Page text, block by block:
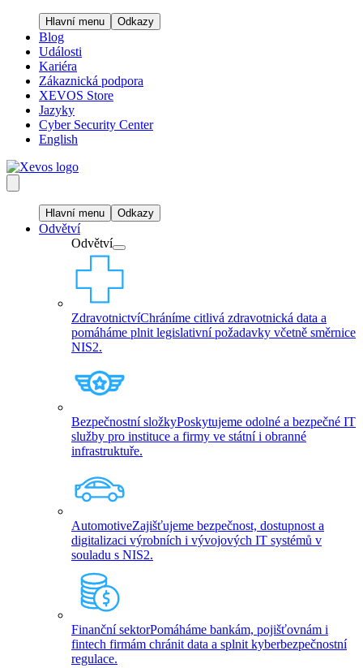
Hlavní menu Odkazy
Blog
Události
Kariéra
Zákaznická podpora
XEVOS Store
Jazyky
Cyber Security Center
English
Hlavní menu Odkazy
Odvětví
Odvětví
ZdravotnictvíChráníme citlivá zdravotnická data a
pomáháme plnit legislativní požadavky včetně směrnice
NIS2.
Bezpečnostní složkyPoskytujeme odolné a bezpečné IT
služby pro instituce a firmy ve státní i obranné
infrastruktuře.
AutomotiveZajišťujeme bezpečnost, dostupnost a
digitalizaci výrobních i vývojových IT systémů v
souladu s NIS2.
Finanční sektorPomáháme bankám, pojišťovnám i
fintech firmám chránit data a splnit kyberbezpečnostní
regulace.